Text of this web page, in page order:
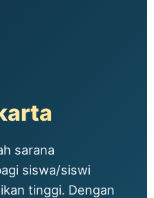
sarana
siswa/siswi
tinggi. Dengan